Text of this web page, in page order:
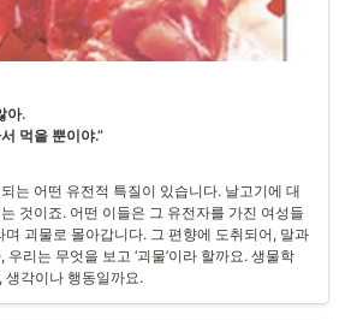
아.
먹을 뿐이야.”
는 어떤 유전적 특질이 있습니다. 날고기에 대
것이죠. 어떤 이들은 그 유전자를 가진 여성들
며 괴물로 몰아갑니다. 그 편향에 도취되어, 말과
리는 무엇을 보고 ‘괴물’이라 할까요. 생물학
생각이나 행동일까요.